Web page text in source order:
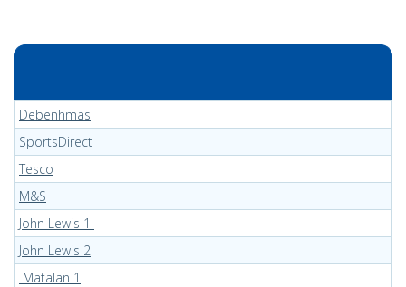
Debenhmas
SportsDirect
Tesco
M&S
John Lewis 1
John Lewis 2
Matalan 1